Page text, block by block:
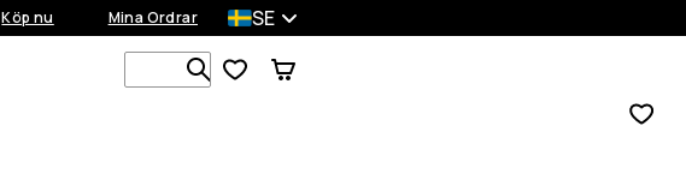
Köp nu Mina Ordrar SE
Sök bland 1 000+ produkter